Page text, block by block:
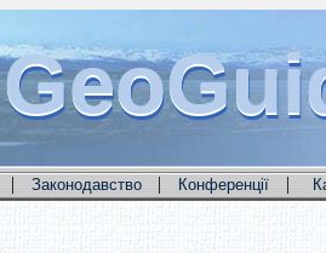
| Законодавство | Конференції |